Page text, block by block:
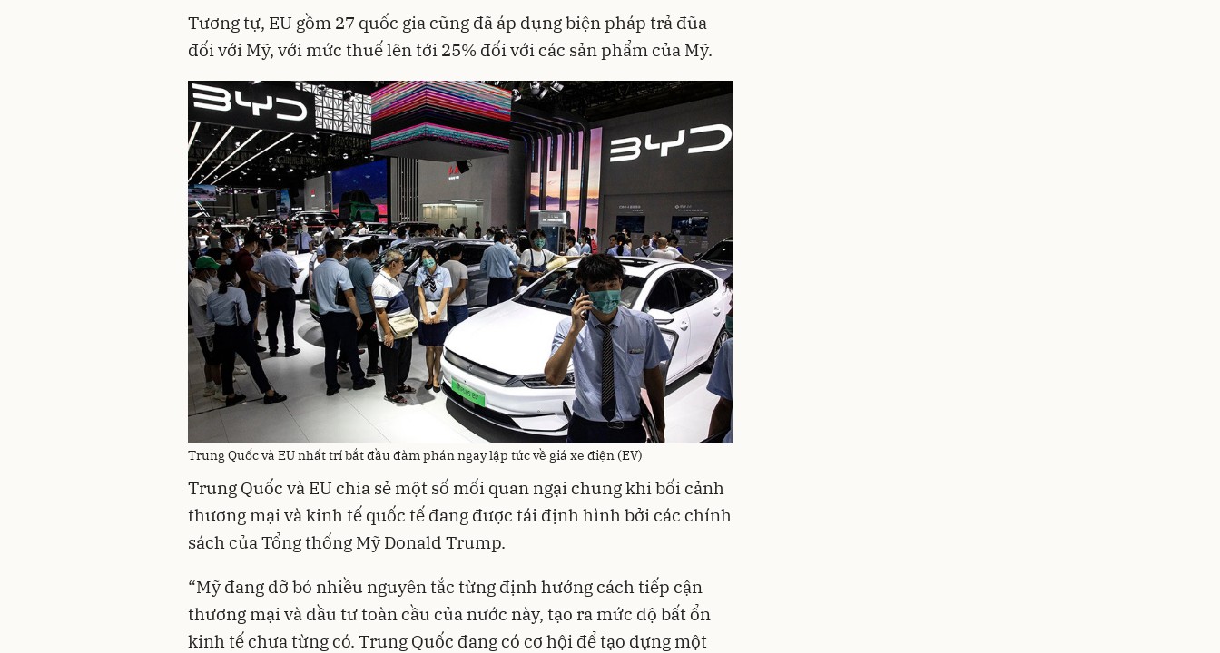
Tương tự, EU gồm 27 quốc gia cũng đã áp dụng biện pháp trả đũa
đối với Mỹ, với mức thuế lên tới 25% đối với các sản phẩm của Mỹ.
Trung Quốc và EU nhất trí bắt đầu đàm phán ngay lập tức về giá xe điện (EV)
Trung Quốc và EU chia sẻ một số mối quan ngại chung khi bối cảnh
thương mại và kinh tế quốc tế đang được tái định hình bởi các chính
sách của Tổng thống Mỹ Donald Trump.
“Mỹ đang dỡ bỏ nhiều nguyên tắc từng định hướng cách tiếp cận
thương mại và đầu tư toàn cầu của nước này, tạo ra mức độ bất ổn
kinh tế chưa từng có. Trung Quốc đang có cơ hội để tạo dựng một